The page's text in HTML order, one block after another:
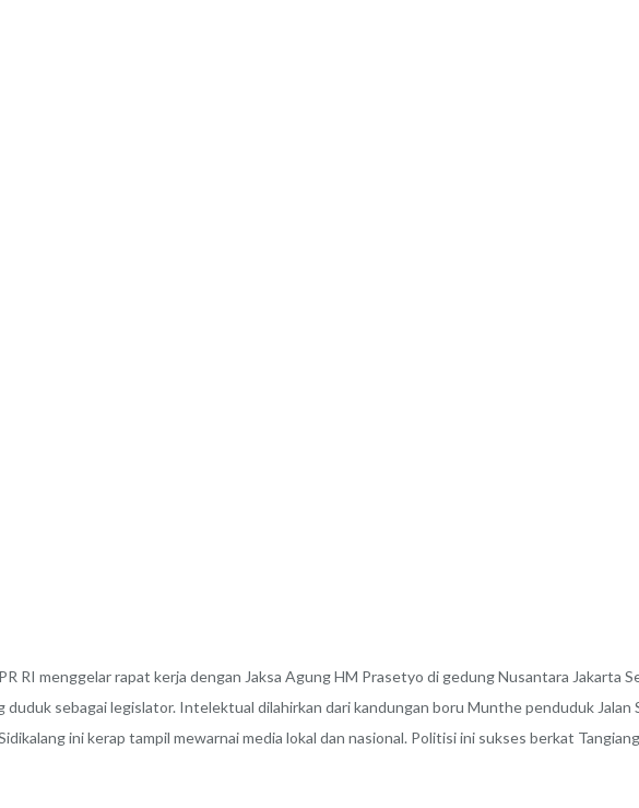
RI menggelar rapat kerja dengan Jaksa Agung HM Prasetyo di gedung Nusantara Jakarta
sebagai legislator. Intelektual dilahirkan dari kandungan boru Munthe penduduk Jalan
ini kerap tampil mewarnai media lokal dan nasional. Politisi ini sukses berkat